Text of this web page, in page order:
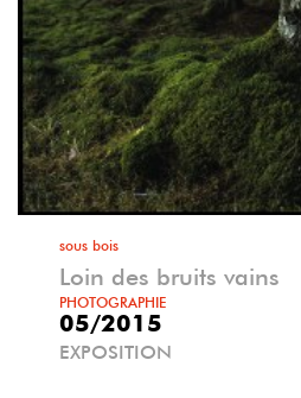
sous bois
Loin des bruits vains
PHOTOGRAPHIE
05/2015
EXPOSITION